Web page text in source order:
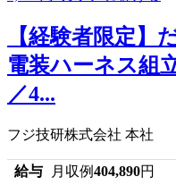
【経験者限定
電装ハーネス組
／4...
フジ技研株式会社 本社
給与 月収例404,890円